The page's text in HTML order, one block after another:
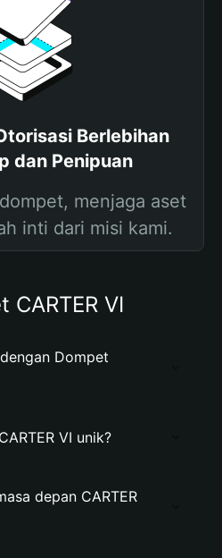
Berlebihan
dan Penipuan
menjaga aset
inti dari misi kami.
CARTER VI
Dompet
VI unik?
depan CARTER